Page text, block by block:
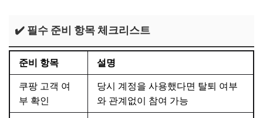
✔️ 필수 준비 항목 체크리스트
준비 항목 설명
쿠팡 고객 여
부 확인
당시 계정을 사용했다면 탈퇴 여부
와 관계없이 참여 가능